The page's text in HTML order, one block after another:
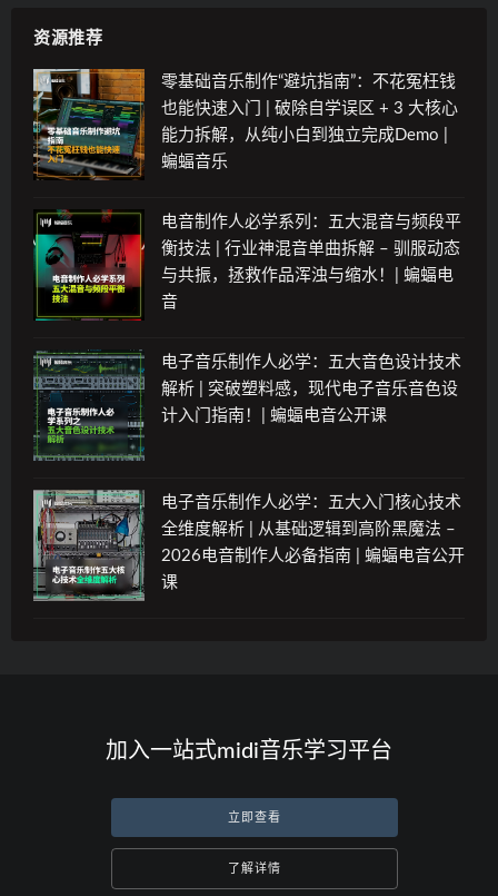
资源推荐
零基础音乐制作“避坑指南”：不花冤枉钱
也能快速入门 | 破除自学误区 + 3 大核心
能力拆解，从纯小白到独立完成Demo |
蝙蝠音乐
电音制作人必学系列：五大混音与频段平
衡技法 | 行业神混音单曲拆解 – 驯服动态
与共振，拯救作品浑浊与缩水！| 蝙蝠电
音
电子音乐制作人必学：五大音色设计技术
解析 | 突破塑料感，现代电子音乐音色设
计入门指南！| 蝙蝠电音公开课
电子音乐制作人必学：五大入门核心技术
全维度解析 | 从基础逻辑到高阶黑魔法 –
2026电音制作人必备指南 | 蝙蝠电音公开
课
加入一站式midi音乐学习平台
立即查看
了解详情